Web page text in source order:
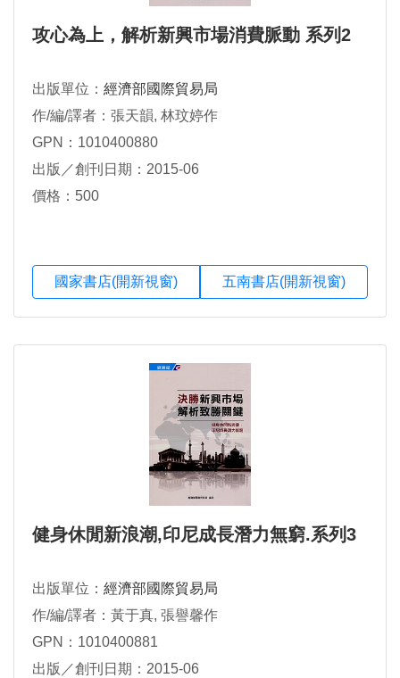
攻心為上，解析新興市場消費脈動 系列2
出版單位： 經濟部國際貿易局
作/編/譯者：張天韻, 林玟婷作
GPN：1010400880
出版／創刊日期：2015-06
價格：500
國家書店(開新視窗) 五南書店(開新視窗)
健身休閒新浪潮,印尼成長潛力無窮.系列3
出版單位： 經濟部國際貿易局
作/編/譯者：黃于真, 張譽馨作
GPN：1010400881
出版／創刊日期：2015-06